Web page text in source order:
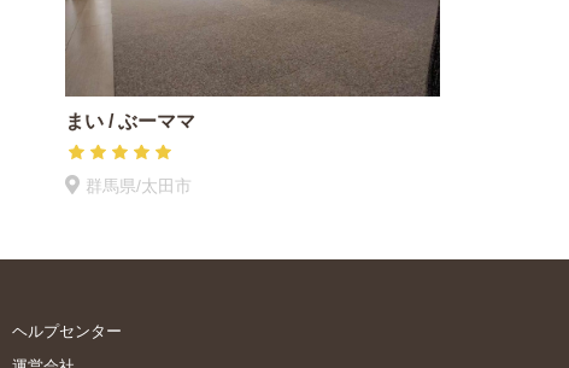
まい / ぶーママ
群馬県/太田市
ヘルプセンター